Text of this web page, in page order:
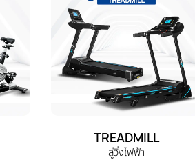
TREADMILL
ลู่วิ่งไฟฟ้า